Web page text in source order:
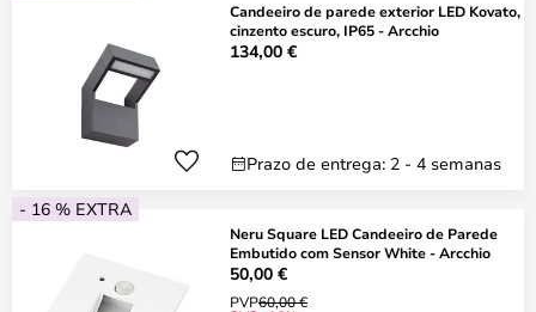
Candeeiro de parede exterior LED Kovato,
cinzento escuro, IP65 - Arcchio
134,00 €
Prazo de entrega: 2 - 4 semanas
- 16 % EXTRA
Neru Square LED Candeeiro de Parede
Embutido com Sensor White - Arcchio
50,00 €
PVP60,00 €